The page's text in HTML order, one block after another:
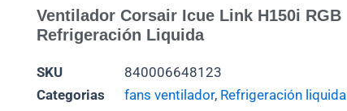
Ventilador Corsair Icue Link H150i RGB
Refrigeración Liquida
SKU
840006648123
Categorias
fans ventilador, Refrigeración liquida